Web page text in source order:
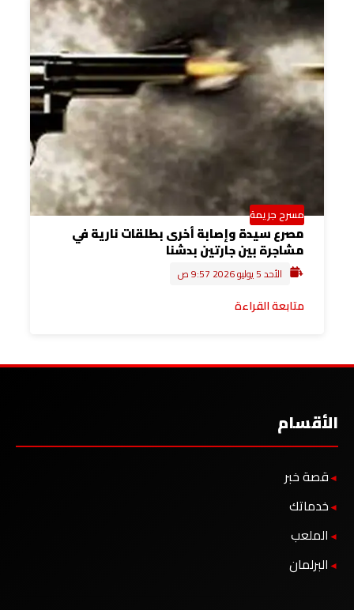
مسرح جريمة
مصرع سيدة وإصابة أخرى بطلقات نارية في
مشاجرة بين جارتين بدشنا
الأحد 5 يوليو 2026 9:57 ص
متابعة القراءة
الأقسام
قصة خبر
خدماتك
الملعب
البرلمان